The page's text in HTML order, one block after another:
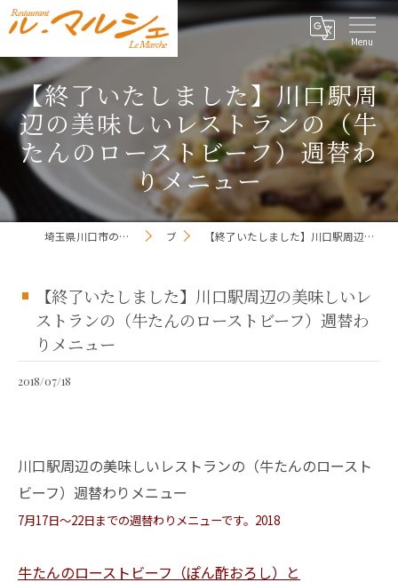
【終了いたしました】川口駅周
辺の美味しいレストランの（牛
たんのローストビーフ）週替わ
りメニュー
埼玉県川口市のレストランならレストラン ル・マルシェ ブログ 【終了いたしました】川口駅周辺の美味しいレストランの（牛たんのローストビーフ）週替わりメニュー
【終了いたしました】川口駅周辺の美味しいレ
ストランの（牛たんのローストビーフ）週替わ
りメニュー
2018/07/18
川口駅周辺の美味しいレストランの（牛たんのロースト
ビーフ）週替わりメニュー
7月17日～22日までの週替わりメニューです。2018
牛たんのローストビーフ（ぽん酢おろし）と